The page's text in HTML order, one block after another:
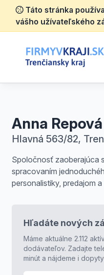
Táto stránka
vášho užívateľského
Anna Repová
Hlavná 563/82,
Spoločnosť zaoberajúca
spracovaním
personalistiky, predajom
Hľadáte nových
Máme aktuálne 2.112
dodávateľov. Zadajte
minút a nájdeme i